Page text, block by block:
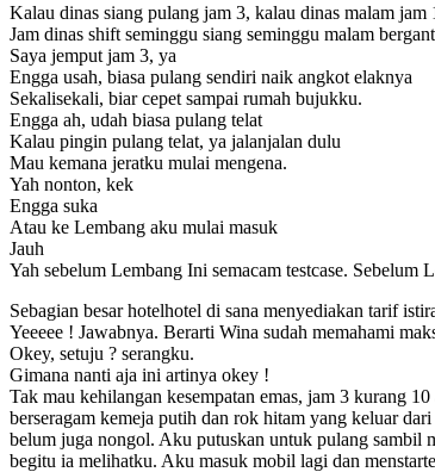
Kalau dinas siang pulang jam 3, kalau dinas malam jam
Jam dinas shift seminggu siang seminggu malam
Saya jemput jam 3, ya
Engga usah, biasa pulang sendiri naik angkot elaknya
Sekalisekali, biar cepet sampai rumah bujukku.
Engga ah, udah biasa pulang telat
Kalau pingin pulang telat, ya jalanjalan dulu
Mau kemana jeratku mulai mengena.
Yah nonton, kek
Engga suka
Atau ke Lembang aku mulai masuk
Jauh
Yah sebelum Lembang Ini semacam testcase.
Sebagian besar hotelhotel di sana menyediakan tarif
Yeeeee ! Jawabnya. Berarti Wina sudah memahami
Okey, setuju ? serangku.
Gimana nanti aja ini artinya okey !
Tak mau kehilangan kesempatan emas, jam 3 kurang
berseragam kemeja putih dan rok hitam yang keluar
belum juga nongol. Aku putuskan untuk pulang sambil
begitu ia melihatku. Aku masuk mobil lagi dan